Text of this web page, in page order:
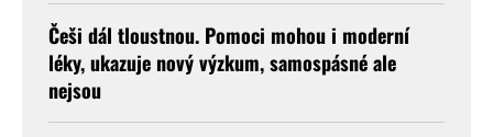
Češi dál tloustnou. Pomoci mohou i moderní
léky, ukazuje nový výzkum, samospásné ale
nejsou